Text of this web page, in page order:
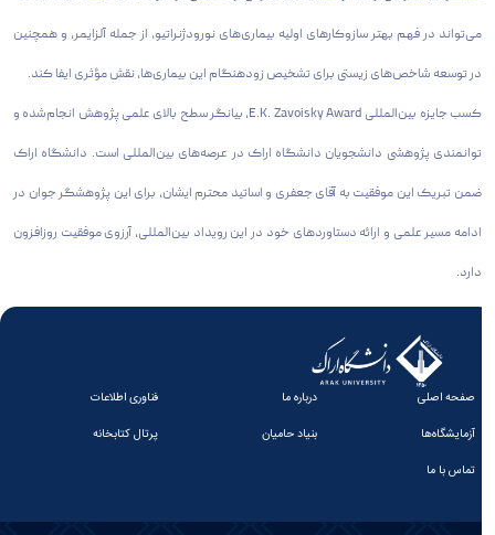
می‌تواند در فهم بهتر سازوکارهای اولیه بیماری‌های نورودژنراتیو، از جمله آلزایمر، و همچنین
در توسعه شاخص‌های زیستی برای تشخیص زودهنگام این بیماری‌ها، نقش مؤثری ایفا کند.
کسب جایزه بین‌المللی E.K. Zavoisky Award، بیانگر سطح بالای علمی پژوهش انجام‌شده و
توانمندی پژوهشی دانشجویان دانشگاه اراک در عرصه‌های بین‌المللی است. دانشگاه اراک
ضمن تبریک این موفقیت به آقای جعفری و اساتید محترم ایشان، برای این پژوهشگر جوان در
ادامه مسیر علمی و ارائه دستاوردهای خود در این رویداد بین‌المللی، آرزوی موفقیت روزافزون
دارد.
صفحه اصلی درباره ما
فناوری اطلاعات
آزمایشگاه‌ها
بنیاد حامیان
پرتال کتابخانه
تماس با ما